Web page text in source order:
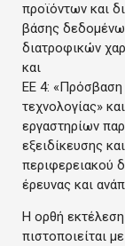
προϊόντων και
βάσης
διατροφικών
και
EE 4:
τεχνολογίας»
εργαστηρίων
εξειδίκευσης
περιφερειακού
έρευνας και
Η ορθή
πιστοποιείται